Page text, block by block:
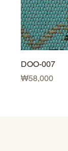
DOO-007
Price
₩58,000